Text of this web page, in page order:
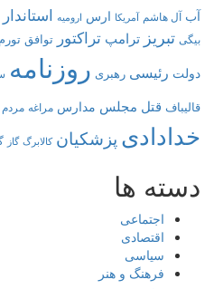
آب آل هاشم آمریکا ارس ارومیه استاندار
بیگی تبریز ترامپ تراکتور توافق تورم
دولت رئیسی رهبری روزنامه
قالیباف قتل مجلس مدارس مراغه مردم
خدادادی پزشکیان کالابرگ گاز
دسته ها
اجتماعی
اقتصادی
سیاسی
فرهنگ و هنر